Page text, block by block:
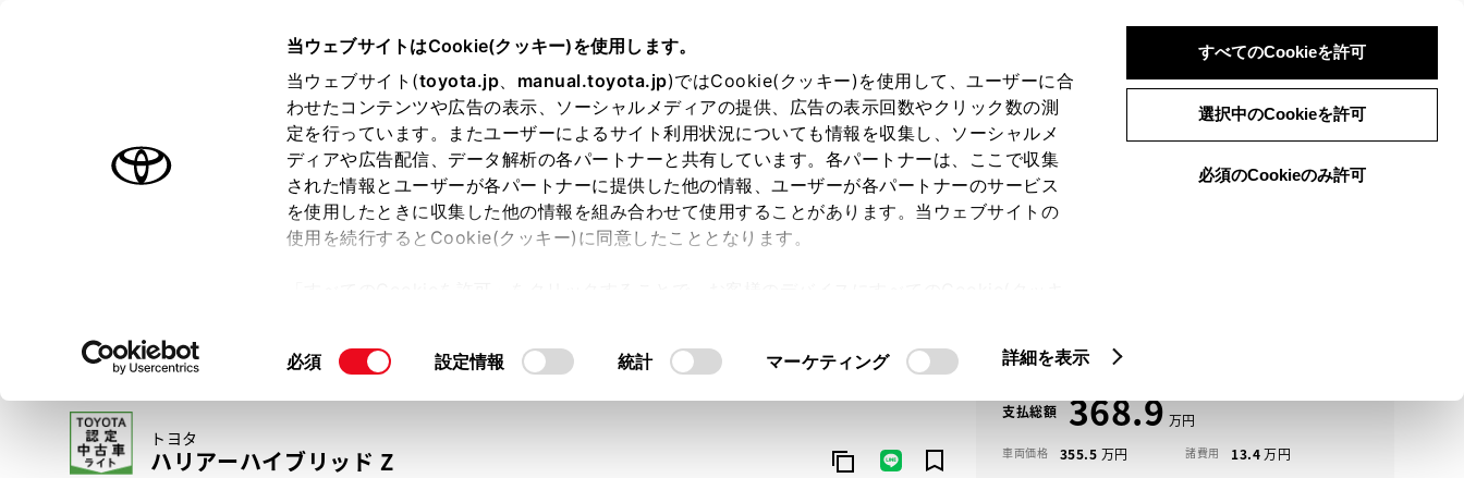
当ウェブサイトはCookie(クッキー)を使用します。
当ウェブサイト(toyota.jp、 manual.toyota.jp)ではCookie(クッキー)を使用して、ユーザーに合
わせたコンテンツや広告の表示、ソーシャルメディアの提供、広告の表示回数やクリック数の測
定を行っています。またユーザーによるサイト利用状況についても情報を収集し、ソーシャルメ
ディアや広告配信、データ解析の各パートナーと共有しています。各パートナーは、ここで収集
された情報とユーザーが各パートナーに提供した他の情報、ユーザーが各パートナーのサービス
を使用したときに収集した他の情報を組み合わせて使用することがあります。当ウェブサイトの
使用を続行するとCookie(クッキー)に同意したこととなります。
て」をご覧ください。
同
択
必須 設定情報 統計 マーケティング 詳細を表示
すべてのCookieを許可
選択中のCookieを許可
必須のCookieのみ許可
ログイン 検索 メニュー
オーナーサポート トピックス
トヨタ認定中古車 メニュー
トヨタ認定中古車の魅力 3つの買い方 オンライン購入お気に入り 保存した見積り
トヨタ
ハリアーハイブリッド Z
支払総額 368.9
車両価格 355.5 諸費用 13.4